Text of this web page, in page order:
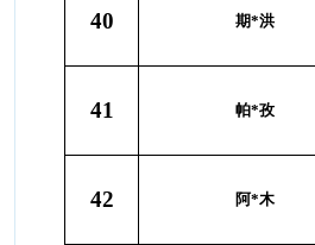
40 期*洪
41 帕*孜
42 阿*木